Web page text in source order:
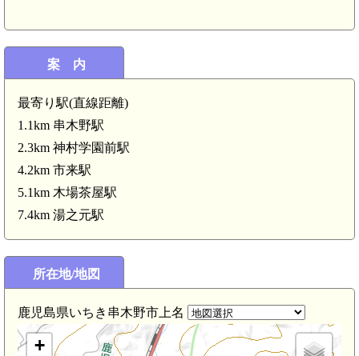
案 内
最寄り駅(直線距離)
1.1km 串木野駅
2.3km 神村学園前駅
4.2km 市来駅
5.1km 木場茶屋駅
7.4km 湯之元駅
所在地/地図
鹿児島県いちき串木野市上名
+